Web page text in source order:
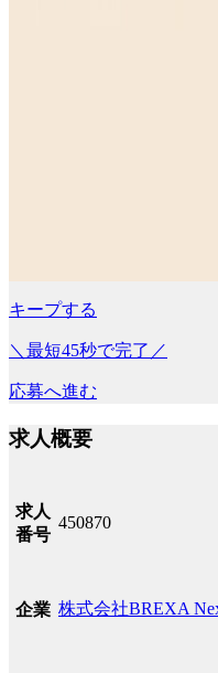
キープする
＼最短45秒で完了／
応募へ進む
求人概要
求人
番号
450870
企業 株式会社BREXA